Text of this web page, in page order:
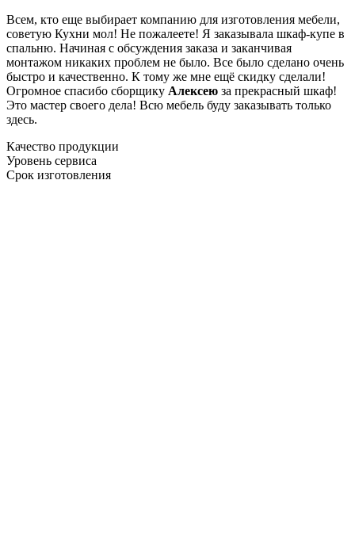
Всем, кто еще выбирает компанию для изготовления мебели,
советую Кухни мол! Не пожалеете! Я заказывала шкаф-купе в
спальню. Начиная с обсуждения заказа и заканчивая
монтажом никаких проблем не было. Все было сделано очень
быстро и качественно. К тому же мне ещё скидку сделали!
Огромное спасибо сборщику Алексею за прекрасный шкаф!
Это мастер своего дела! Всю мебель буду заказывать только
здесь.
Качество продукции
Уровень сервиса
Срок изготовления